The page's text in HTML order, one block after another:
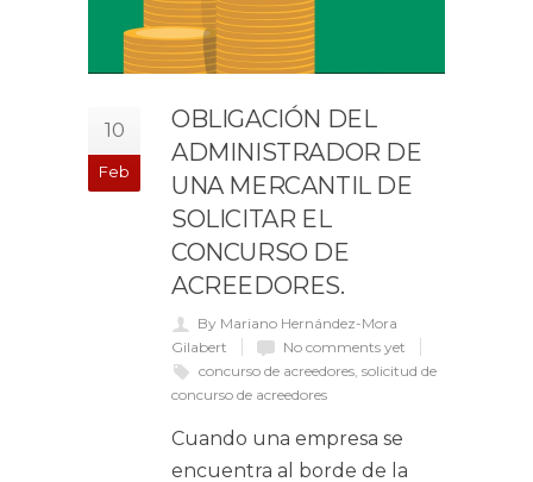
10
Feb
OBLIGACIÓN DEL
ADMINISTRADOR DE
UNA MERCANTIL DE
SOLICITAR EL
CONCURSO DE
ACREEDORES.
By Mariano Hernández-Mora
Gilabert
No comments yet
concurso de acreedores, solicitud de
concurso de acreedores
Cuando una empresa se
encuentra al borde de la